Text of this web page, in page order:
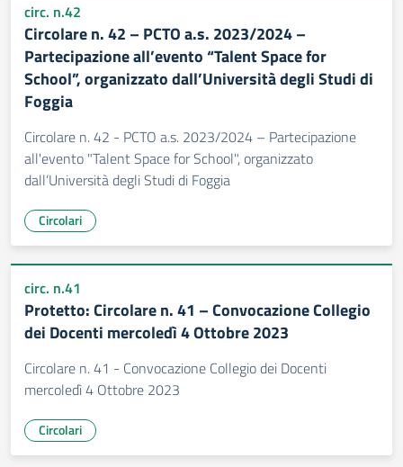
circ. n.42
Circolare n. 42 – PCTO a.s. 2023/2024 –
Partecipazione all’evento “Talent Space for
School”, organizzato dall’Università degli Studi di
Foggia
Circolare n. 42 - PCTO a.s. 2023/2024 – Partecipazione
all'evento "Talent Space for School", organizzato
dall’Università degli Studi di Foggia
Circolari
circ. n.41
Protetto: Circolare n. 41 – Convocazione Collegio
dei Docenti mercoledì 4 Ottobre 2023
Circolare n. 41 - Convocazione Collegio dei Docenti
mercoledì 4 Ottobre 2023
Circolari